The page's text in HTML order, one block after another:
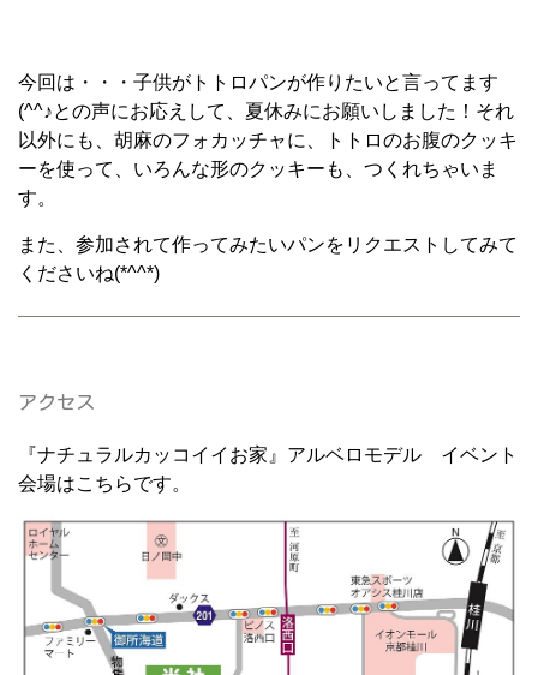
今回は・・・子供がトトロパンが作りたいと言ってます
(^^♪との声にお応えして、夏休みにお願いしました！それ
以外にも、胡麻のフォカッチャに、トトロのお腹のクッキ
ーを使って、いろんな形のクッキーも、つくれちゃいま
す。
また、参加されて作ってみたいパンをリクエストしてみて
くださいね(*^^*)
アクセス
『ナチュラルカッコイイお家』アルベロモデル イベント
会場はこちらです。